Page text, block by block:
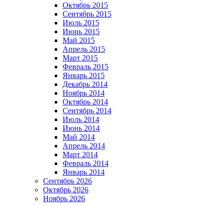
Октябрь 2015
Сентябрь 2015
Июль 2015
Июнь 2015
Май 2015
Апрель 2015
Март 2015
Февраль 2015
Январь 2015
Декабрь 2014
Ноябрь 2014
Октябрь 2014
Сентябрь 2014
Июль 2014
Июнь 2014
Май 2014
Апрель 2014
Март 2014
Февраль 2014
Январь 2014
Сентябрь 2026
Октябрь 2026
Ноябрь 2026